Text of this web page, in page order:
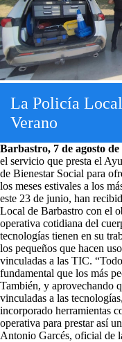
La Policía
Verano
Barbastro, 7 de agosto de
el servicio que presta el
de Bienestar Social para
los meses estivales a los
este 23 de junio, han
Local de Barbastro con el
operativa cotidiana del
tecnologías tienen en su
los pequeños que hacen
vinculadas a las TIC.
fundamental que los más
También, y aprovechando
vinculadas a las
incorporado herramientas
operativa para prestar así
Antonio Garcés, oficial de